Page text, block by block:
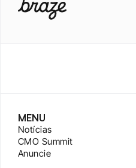
MENU
Notícias
CMO Summit
Anuncie